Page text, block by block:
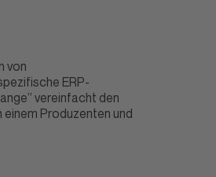
von
ERP-
vereinfacht den
Produzenten und